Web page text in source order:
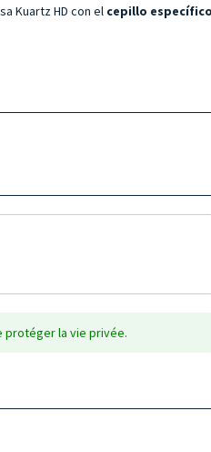
Kuartz HD con el cepillo
protéger la vie privée.